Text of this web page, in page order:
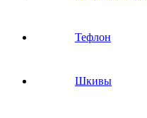
Тефлон
Шкивы